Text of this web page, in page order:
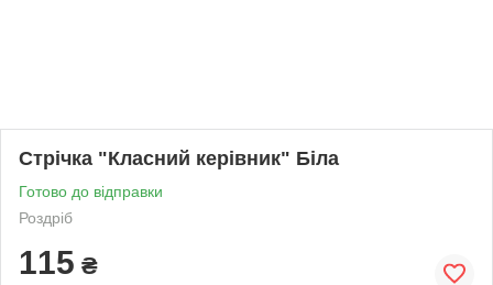
Стрічка "Класний керівник" Біла
Готово до відправки
Роздріб
115 ₴